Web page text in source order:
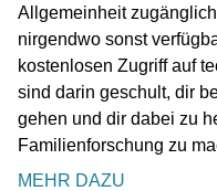
Allgemeinheit
nirgendwo sonst
kostenlosen Zugriff auf
sind darin geschult, dir
gehen und dir dabei zu
Familienforschung zu
MEHR DAZU